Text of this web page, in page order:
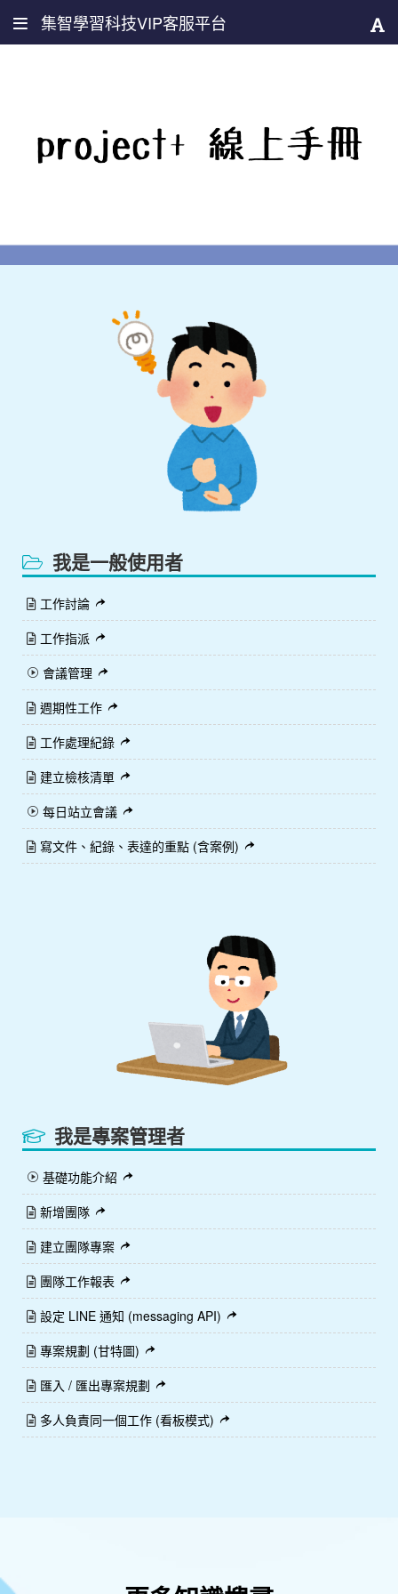
集智學習科技VIP客服平台
我是一般使用者
工作討論
工作指派
會議管理
週期性工作
工作處理紀錄
建立檢核清單
每日站立會議
寫文件、紀錄、表達的重點 (含案例)
我是專案管理者
基礎功能介紹
新增團隊
建立團隊專案
團隊工作報表
設定 LINE 通知 (messaging API)
專案規劃 (甘特圖)
匯入 / 匯出專案規劃
多人負責同一個工作 (看板模式)